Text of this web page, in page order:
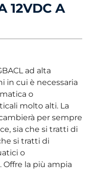
12VDC A
ad alta
in cui è necessaria
o
molto alti. La
per sempre
sia che si tratti di
si tratti di
o
la più ampia